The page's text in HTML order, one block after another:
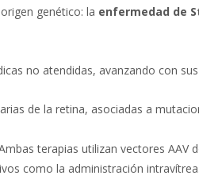
genético: la enfermedad de
no atendidas, avanzando con
de la retina, asociadas a
terapias utilizan vectores AAV
como la administración intravítrea.